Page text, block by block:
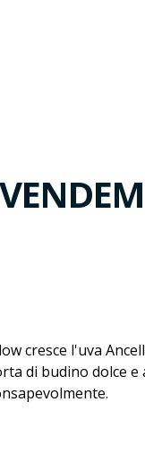
cresce l'uva
di budino dolce